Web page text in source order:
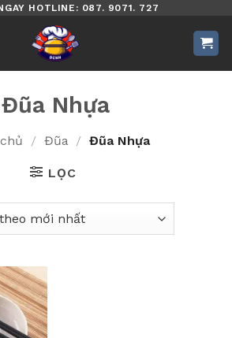
HOTLINE: 087. 9071. 727
Đũa Nhựa
/ Đũa / Đũa Nhựa
LỌC